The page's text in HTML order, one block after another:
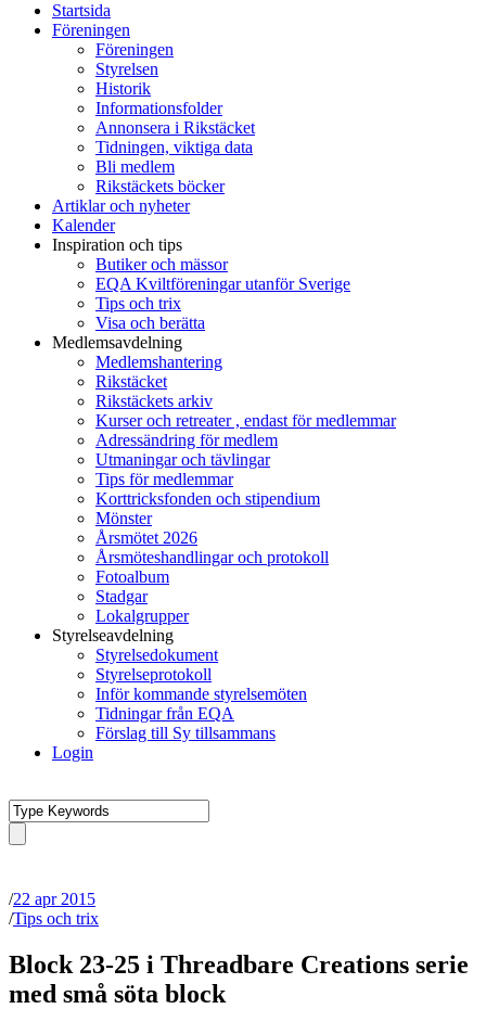
Startsida
Föreningen
Föreningen
Styrelsen
Historik
Informationsfolder
Annonsera i Rikstäcket
Tidningen, viktiga data
Bli medlem
Rikstäckets böcker
Artiklar och nyheter
Kalender
Inspiration och tips
Butiker och mässor
EQA Kviltföreningar utanför Sverige
Tips och trix
Visa och berätta
Medlemsavdelning
Medlemshantering
Rikstäcket
Rikstäckets arkiv
Kurser och retreater , endast för medlemmar
Adressändring för medlem
Utmaningar och tävlingar
Tips för medlemmar
Korttricksfonden och stipendium
Mönster
Årsmötet 2026
Årsmöteshandlingar och protokoll
Fotoalbum
Stadgar
Lokalgrupper
Styrelseavdelning
Styrelsedokument
Styrelseprotokoll
Inför kommande styrelsemöten
Tidningar från EQA
Förslag till Sy tillsammans
Login
/22 apr 2015
/Tips och trix
Block 23-25 i Threadbare Creations serie
med små söta block